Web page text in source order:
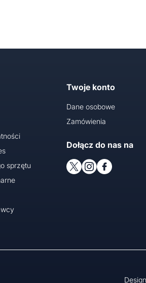
sprzętu
Twoje konto
Dane osobowe
Zamówienia
Dołącz do nas na